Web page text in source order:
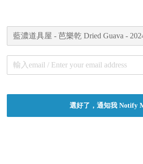
選好了，通知我 Notify